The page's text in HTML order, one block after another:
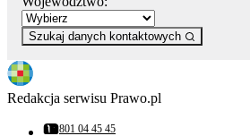
Szukaj danych kontaktowych
Redakcja serwisu Prawo.pl
801 04 45 45